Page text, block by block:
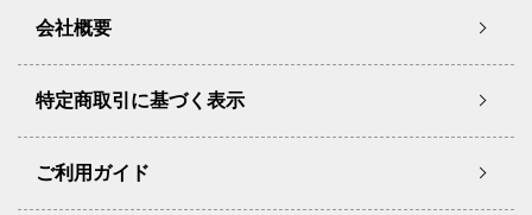
会社概要
特定商取引に基づく表示
ご利用ガイド